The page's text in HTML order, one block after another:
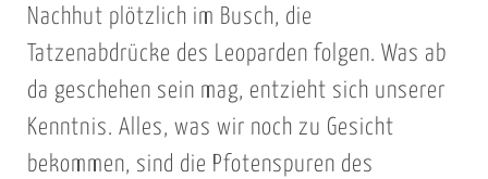
Nachhut plötzlich im Busch, die
Tatzenabdrücke des Leoparden folgen. Was ab
da geschehen sein mag, entzieht sich unserer
Kenntnis. Alles, was wir noch zu Gesicht
bekommen, sind die Pfotenspuren des